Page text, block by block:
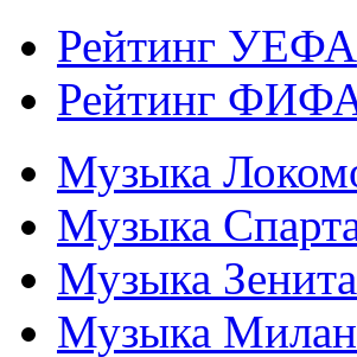
Рейтинг УЕФА
Рейтинг
Музыка
Музыка
Музыка
Музыка